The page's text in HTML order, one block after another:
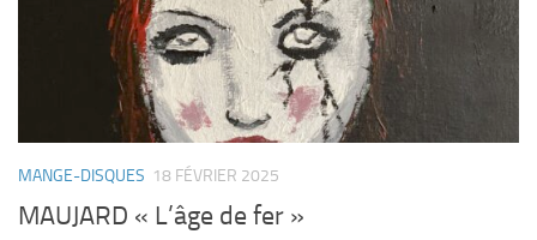
MANGE-DISQUES 18 FÉVRIER 2025
MAUJARD « L’âge de fer »